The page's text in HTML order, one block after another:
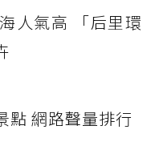
人氣高 「后里環
點 網路聲量排行